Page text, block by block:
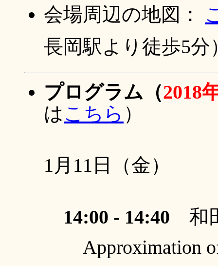
会場周辺の地図：
長岡駅より徒歩5分
プログラム （2018
はこちら ）
1月11日（金）
14:00 - 14:40 和
Approximation